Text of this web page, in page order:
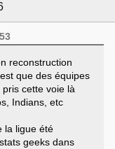
reconstruction
que des équipes
cette voie là
Indians, etc
la ligue été
geeks dans